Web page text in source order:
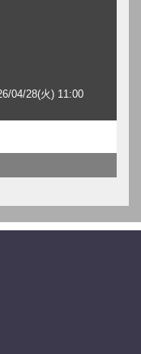
04/28(火) 11:00